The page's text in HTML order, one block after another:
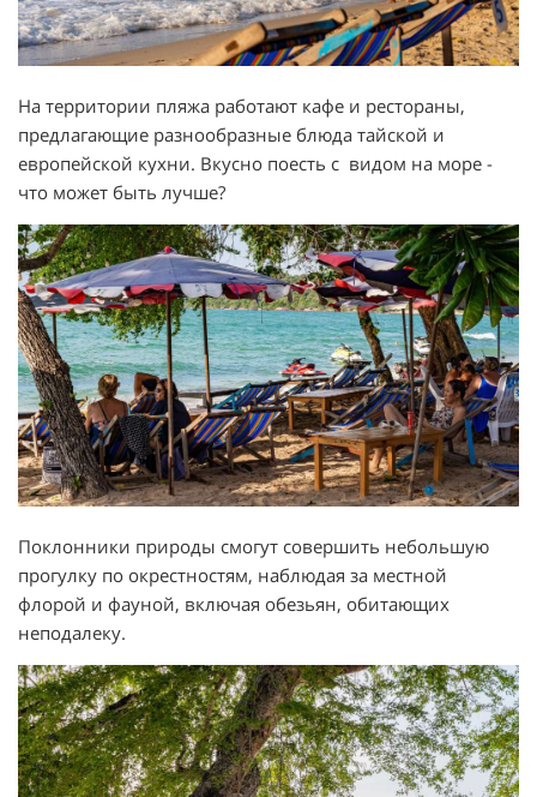
На территории пляжа работают кафе и рестораны,
предлагающие разнообразные блюда тайской и
европейской кухни. Вкусно поесть с видом на море -
что может быть лучше?
Поклонники природы смогут совершить небольшую
прогулку по окрестностям, наблюдая за местной
флорой и фауной, включая обезьян, обитающих
неподалеку.